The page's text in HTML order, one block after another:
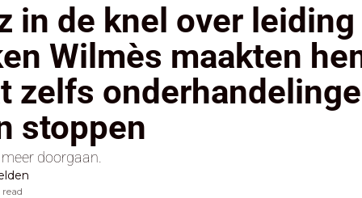
Stop de Persen
Het Merk België
De Doodgravers van België
in de knel over leiding
Wilmès maakten
zelfs
stoppen
doorgaan.